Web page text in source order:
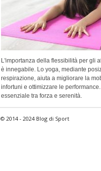
L'importanza della flessibilità per gli
è innegabile. Lo yoga, mediante
respirazione, aiuta a migliorare la
infortuni e ottimizzare le
essenziale tra forza e serenità.
© 2014 - 2024 Blog di Sport